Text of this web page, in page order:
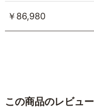
￥86,980
この商品のレビュー